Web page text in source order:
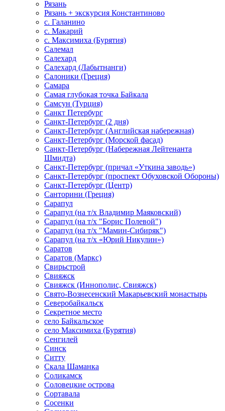
Рязань
Рязань + экскурсия Константиново
с. Галанино
с. Макарий
с. Максимиха (Бурятия)
Салемал
Салехард
Салехард (Лабытнанги)
Салоники (Греция)
Самара
Самая глубокая точка Байкала
Самсун (Турция)
Санкт Петербург
Санкт-Петербург (2 дня)
Санкт-Петербург (Английская набережная)
Санкт-Петербург (Морской фасад)
Санкт-Петербург (Набережная Лейтенанта
Шмидта)
Санкт-Петербург (причал «Уткина заводь»)
Санкт-Петербург (проспект Обуховской Обороны)
Санкт-Петербург (Центр)
Санторини (Греция)
Сарапул
Сарапул (на т/х Владимир Маяковский)
Сарапул (на т/х "Борис Полевой")
Сарапул (на т/х "Мамин-Сибиряк")
Сарапул (на т/х «Юрий Никулин»)
Саратов
Саратов (Маркс)
Свирьстрой
Свияжск
Свияжск (Иннополис, Свияжск)
Свято-Вознесенский Макарьевский монастырь
Северобайкальск
Секретное место
село Байкальское
село Максимиха (Бурятия)
Сенгилей
Синск
Ситту
Скала Шаманка
Соликамск
Соловецкие острова
Сортавала
Сосенки